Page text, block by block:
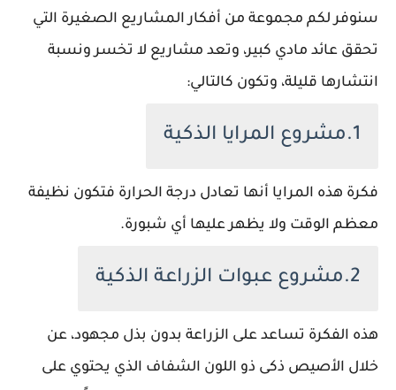
سنوفر لكم مجموعة من أفكار المشاريع الصغيرة التي
تحقق عائد مادي كبير، وتعد مشاريع لا تخسر ونسبة
انتشارها قليلة، وتكون كالتالي:
1.مشروع المرايا الذكية
فكرة هذه المرايا أنها تعادل درجة الحرارة فتكون نظيفة
معظم الوقت ولا يظهر عليها أي شبورة.
2.مشروع عبوات الزراعة الذكية
هذه الفكرة تساعد على الزراعة بدون بذل مجهود، عن
خلال الأصيص ذكى ذو اللون الشفاف الذي يحتوي على